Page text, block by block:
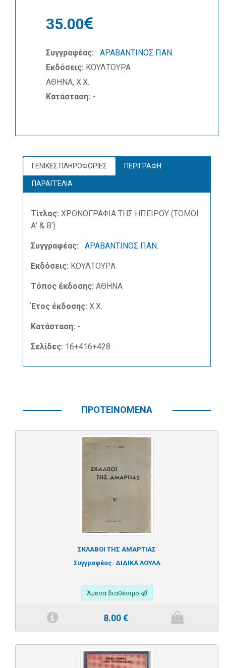
35.00
Συγγραφέας:
ΑΡΑΒΑΝΤΙΝΟΣ ΠΑΝ.
Εκδόσεις: ΚΟΥΛΤΟΥΡΑ
ΑΘΗΝΑ, Χ.Χ.
Κατάσταση: -
ΓΕΝΙΚΕΣ ΠΛΗΡΟΦΟΡΙΕΣ ΠΕΡΙΓΡΑΦΗ
ΠΑΡΑΓΓΕΛΙΑ
Τίτλος: ΧΡΟΝΟΓΡΑΦΙΑ ΤΗΣ ΗΠΕΙΡΟΥ (ΤΟΜΟΙ
Α' & Β')
Συγγραφέας: ΑΡΑΒΑΝΤΙΝΟΣ ΠΑΝ.
Εκδόσεις: ΚΟΥΛΤΟΥΡΑ
Τόπος έκδοσης: ΑΘΗΝΑ
Έτος έκδοσης: Χ.Χ.
Κατάσταση: -
Σελίδες: 16+416+428
ΠΡΟΤΕΙΝΟΜΕΝΑ
ΣΚΛΑΒΟΙ ΤΗΣ ΑΜΑΡΤΙΑΣ
Συγγραφέας: ΔΙΔΙΚΑ ΛΟΥΛΑ
Άμεσα διαθέσιμο
8.00€